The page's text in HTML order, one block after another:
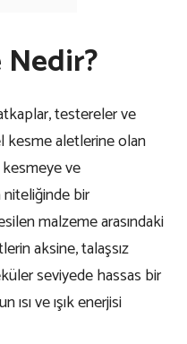
Nedir?
testereler ve
kesme aletlerine olan
kesmeye ve
bir
malzeme arasındaki
aksine, talaşsız
seviyede hassas bir
ve ışık enerjisi